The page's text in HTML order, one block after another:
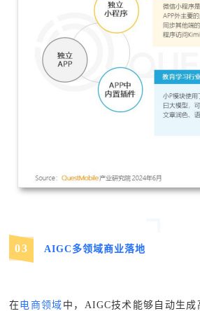
03 AIGC多领域商业落地
在 电商领域 中，AIGC技术能够自动生